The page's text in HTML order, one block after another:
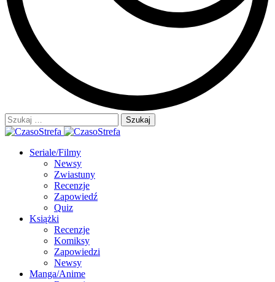
Szukaj:
Seriale/Filmy
Newsy
Zwiastuny
Recenzje
Zapowiedź
Quiz
Książki
Recenzje
Komiksy
Zapowiedzi
Newsy
Manga/Anime